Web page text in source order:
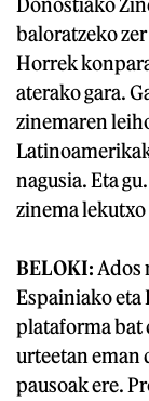
baloratzeko
Horrek
aterako gara.
zinemaren
nagusia. Eta
zinema
BELOKI: Ados
Espainiako
plataforma bat
urteetan eman
pausoak ere.